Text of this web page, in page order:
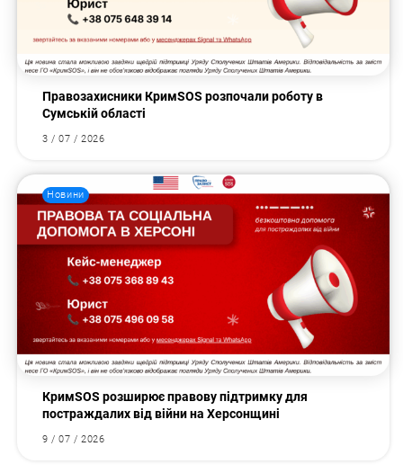
Правозахисники КримSOS розпочали роботу в
Сумській області
3 / 07 / 2026
Новини
КримSOS розширює правову підтримку для
постраждалих від війни на Херсонщині
9 / 07 / 2026